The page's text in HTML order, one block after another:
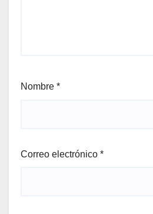
Nombre *
Correo electrónico *